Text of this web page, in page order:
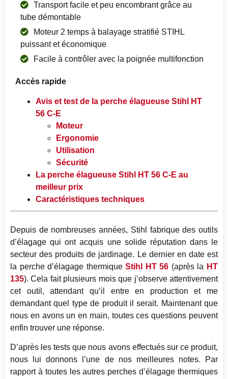
Transport facile et peu encombrant grâce au
tube démontable
Moteur 2 temps à balayage stratifié STIHL
puissant et économique
Facile à contrôler avec la poignée multifonction
Accès rapide
Avis et test de la perche élagueuse Stihl HT
56 C-E
Moteur
Ergonomie
Utilisation
Sécurité
La perche élagueuse Stihl HT 56 C-E au
meilleur prix
Caractéristiques techniques
Depuis de nombreuses années, Stihl fabrique des outils
d’élagage qui ont acquis une solide réputation dans le
secteur des produits de jardinage. Le dernier en date est
la perche d’élagage thermiqueStihl HT 56 (après la HT
135). Cela fait plusieurs mois que j’observe attentivement
cet outil, attendant qu’il entre en production et me
demandant quel type de produit il serait. Maintenant que
nous en avons un en main, toutes ces questions peuvent
enfin trouver une réponse.
D’après les tests que nous avons effectués sur ce produit,
nous lui donnons l’une de nos meilleures notes. Par
rapport à toutes les autres perches d’élagage thermiques